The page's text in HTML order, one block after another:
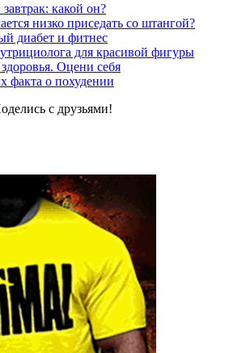
какой он?
низко приседать со штангой?
диабет и фитнес
для красивой фигуры
Оцени себя
факта о похудении
с друзьями!